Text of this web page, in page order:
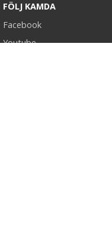
FÖLJ KAMDA
Facebook
Youtube